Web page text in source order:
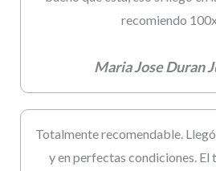
recomiendo
Maria Jose Duran
Totalmente recomendable.
y en perfectas condiciones. El